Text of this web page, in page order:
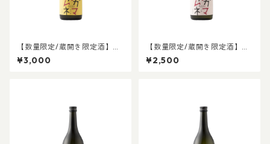
【数量限定/蔵開き限定酒】タ
カマサムネ 純米大吟醸
¥3,000
【数量限定/蔵開き限定酒】タ
カマサムネ 大吟醸
¥2,500